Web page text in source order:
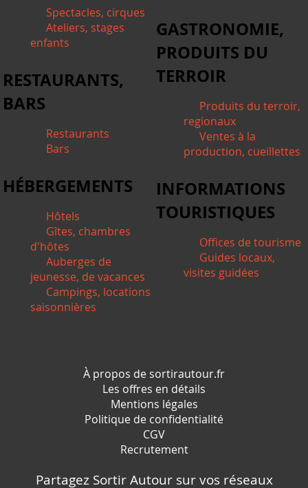
Spectacles, cirques
Ateliers, stages
enfants
GASTRONOMIE,
PRODUITS DU
TERROIR
Produits du terroir,
regionaux
Ventes à la
production, cueillettes
RESTAURANTS,
BARS
Restaurants
Bars
HÉBERGEMENTS
Hôtels
Gîtes, chambres
d'hôtes
Auberges de
jeunesse, de vacances
Campings, locations
saisonnières
INFORMATIONS
TOURISTIQUES
Offices de tourisme
Guides locaux,
visites guidées
À propos de sortirautour.fr
Les offres en détails
Mentions légales
Politique de confidentialité
CGV
Recrutement
Partagez Sortir Autour sur vos réseaux